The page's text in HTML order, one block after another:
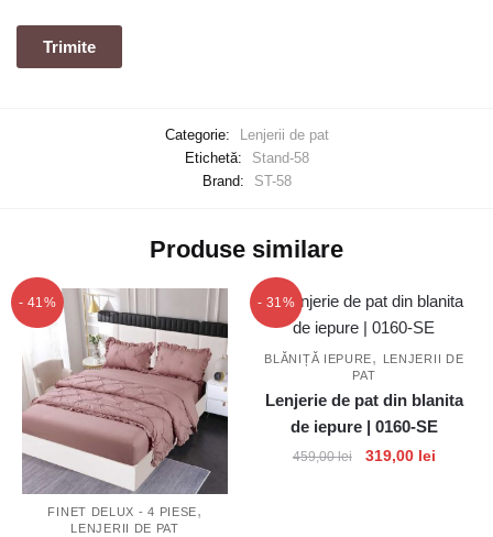
Categorie:
Lenjerii de pat
Etichetă:
Stand-58
Brand:
ST-58
Produse similare
- 41%
FINET DELUX - 4 PIESE,
LENJERII DE PAT
- 31%
BLĂNIȚĂ IEPURE,
LENJERII DE
PAT
Lenjerie de pat din blanita
de iepure | 0160-SE
459,00lei
Prețul
319,00 leiPrețul